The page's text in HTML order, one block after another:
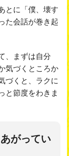
とに「僕、壊す
た会話が巻き起
、まずは自分
気づくところか
づくと、ラクに
と節度をわきま
がってい